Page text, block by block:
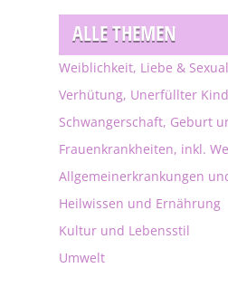
ALLE THEMEN
Weiblichkeit, Liebe &
Verhütung, Unerfüllter
Schwangerschaft, Geburt
Frauenkrankheiten, inkl.
Allgemeinerkrankungen
Heilwissen und Ernährung
Kultur und Lebensstil
Umwelt